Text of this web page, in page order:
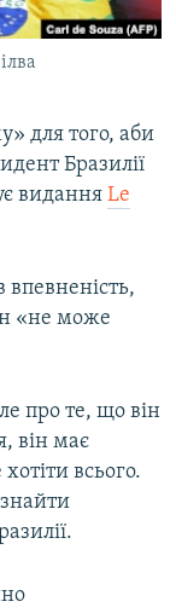
для того, аби
Бразилії
видання Le
«не може
про те, що він
він має
всього.